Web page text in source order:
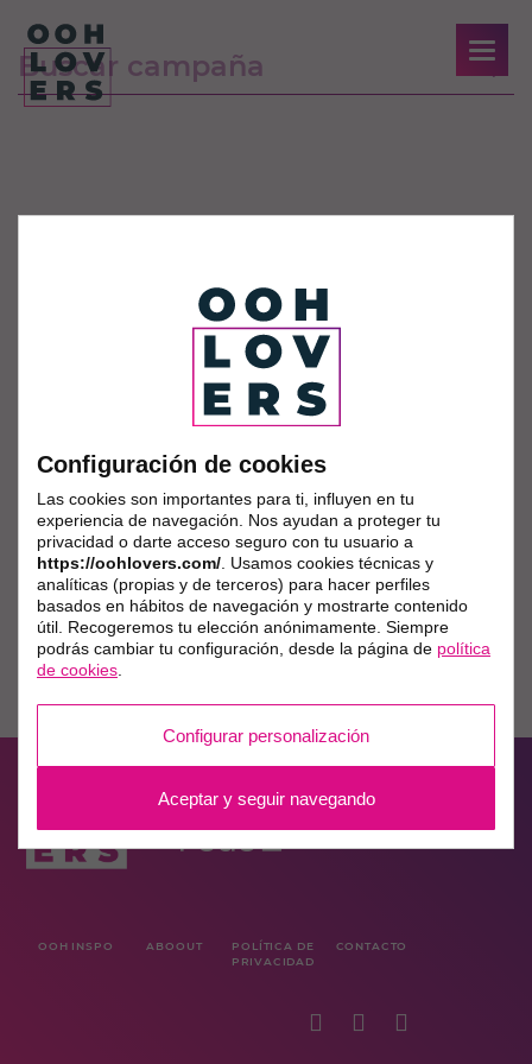
OOH INSPO ABOOUT
POLÍTICA DE
PRIVACIDAD
CONTACTO
Configuración de cookies
Las cookies son importantes para ti, influyen en tu
experiencia de navegación. Nos ayudan a proteger tu
privacidad o darte acceso seguro con tu usuario a
https://oohlovers.com/. Usamos cookies técnicas y
analíticas (propias y de terceros) para hacer perfiles
basados en hábitos de navegación y mostrarte contenido
útil. Recogeremos tu elección anónimamente. Siempre
podrás cambiar tu configuración, desde la página de política
de cookies.
Configurar personalización
Aceptar y seguir navegando